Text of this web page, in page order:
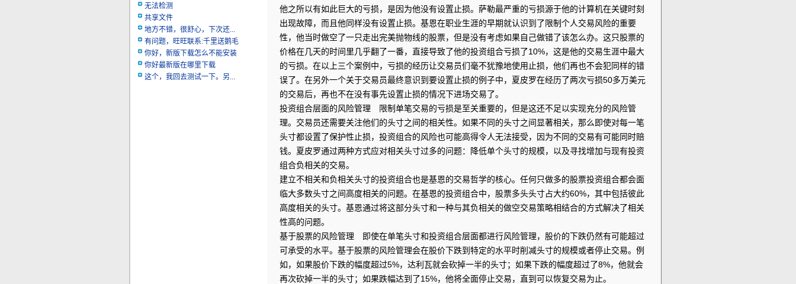
无法检测
共享文件
地方不错，很舒心，下次还...
有问题，旺旺联系:千里送鹅毛
你好，新版下载怎么不能安装
你好最新版在哪里下载
这个，我回去测试一下。另...
他之所以有如此巨大的亏损，是因为他没有设置止损。萨勒最严重的亏损源于他的计算机在关键时刻
出现故障，而且他同样没有设置止损。基恩在职业生涯的早期就认识到了限制个人交易风险的重要
性，他当时做空了一只走出完美抛物线的股票，但是没有考虑如果自己做错了该怎么办。这只股票的
价格在几天的时间里几乎翻了一番，直接导致了他的投资组合亏损了10%，这是他的交易生涯中最大
的亏损。在以上三个案例中，亏损的经历让交易员们毫不犹豫地使用止损，他们再也不会犯同样的错
误了。在另外一个关于交易员最终意识到要设置止损的例子中，夏皮罗在经历了两次亏损50多万美元
的交易后，再也不在没有事先设置止损的情况下进场交易了。
投资组合层面的风险管理 限制单笔交易的亏损是至关重要的，但是这还不足以实现充分的风险管
理。交易员还需要关注他们的头寸之间的相关性。如果不同的头寸之间显著相关，那么即使对每一笔
头寸都设置了保护性止损，投资组合的风险也可能高得令人无法接受，因为不同的交易有可能同时赔
钱。夏皮罗通过两种方式应对相关头寸过多的问题：降低单个头寸的规模，以及寻找增加与现有投资
组合负相关的交易。
建立不相关和负相关头寸的投资组合也是基恩的交易哲学的核心。任何只做多的股票投资组合都会面
临大多数头寸之间高度相关的问题。在基恩的投资组合中，股票多头头寸占大约60%，其中包括彼此
高度相关的头寸。基恩通过将这部分头寸和一种与其负相关的做空交易策略相结合的方式解决了相关
性高的问题。
基于股票的风险管理 即使在单笔头寸和投资组合层面都进行风险管理，股价的下跌仍然有可能超过
可承受的水平。基于股票的风险管理会在股价下跌到特定的水平时削减头寸的规模或者停止交易。例
如，如果股价下跌的幅度超过5%，达利瓦就会砍掉一半的头寸；如果下跌的幅度超过了8%，他就会
再次砍掉一半的头寸；如果跌幅达到了15%，他将全面停止交易，直到可以恢复交易为止。